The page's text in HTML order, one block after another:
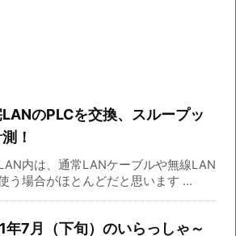
LANのPLCを交換、スループッ
！
内は、通常LANケーブルや無線LAN
う場合がほとんどだと思います ...
年7月（下旬）のいらっしゃ～